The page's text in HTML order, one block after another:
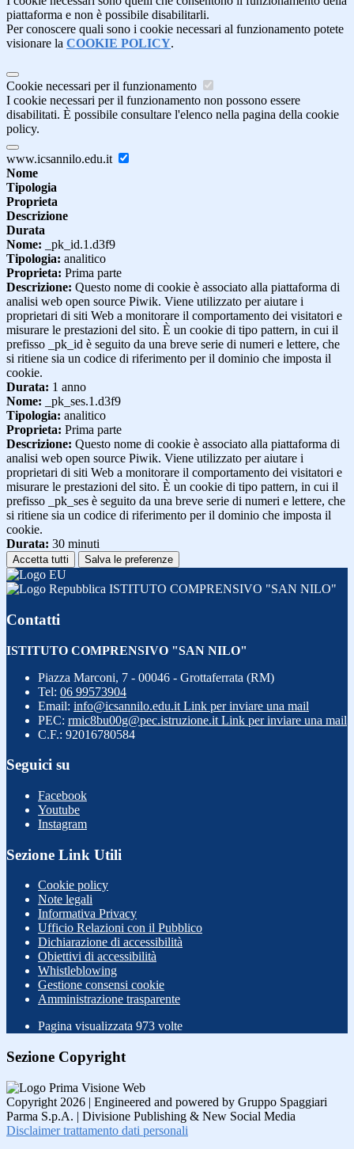
piattaforma e non è possibile disabilitarli.
Per conoscere quali sono i cookie necessari al funzionamento potete
visionare la COOKIE POLICY.
Cookie necessari per il funzionamento
I cookie necessari per il funzionamento non possono essere
disabilitati. È possibile consultare l'elenco nella pagina della cookie
policy.
www.icsannilo.edu.it
Nome
Tipologia
Proprieta
Descrizione
Durata
Nome: _pk_id.1.d3f9
Tipologia: analitico
Proprieta: Prima parte
Descrizione: Questo nome di cookie è associato alla piattaforma di
analisi web open source Piwik. Viene utilizzato per aiutare i
proprietari di siti Web a monitorare il comportamento dei visitatori e
misurare le prestazioni del sito. È un cookie di tipo pattern, in cui il
prefisso _pk_id è seguito da una breve serie di numeri e lettere, che
si ritiene sia un codice di riferimento per il dominio che imposta il
cookie.
Durata: 1 anno
Nome: _pk_ses.1.d3f9
Tipologia: analitico
Proprieta: Prima parte
Descrizione: Questo nome di cookie è associato alla piattaforma di
analisi web open source Piwik. Viene utilizzato per aiutare i
proprietari di siti Web a monitorare il comportamento dei visitatori e
misurare le prestazioni del sito. È un cookie di tipo pattern, in cui il
prefisso _pk_ses è seguito da una breve serie di numeri e lettere, che
si ritiene sia un codice di riferimento per il dominio che imposta il
cookie.
Durata: 30 minuti
Accetta tutti Salva le preferenze
ISTITUTO COMPRENSIVO "SAN NILO"
Contatti
ISTITUTO COMPRENSIVO "SAN NILO"
Piazza Marconi, 7 - 00046 - Grottaferrata (RM)
Tel: 06 99573904
Email: info@icsannilo.edu.it Link per inviare una mail
PEC: rmic8bu00g@pec.istruzione.it Link per inviare una mail
C.F.: 92016780584
Seguici su
Facebook
Youtube
Instagram
Sezione Link Utili
Cookie policy
Note legali
Informativa Privacy
Ufficio Relazioni con il Pubblico
Dichiarazione di accessibilità
Obiettivi di accessibilità
Whistleblowing
Gestione consensi cookie
Amministrazione trasparente
Pagina visualizzata 973 volte
Sezione Copyright
Copyright 2026 | Engineered and powered by Gruppo Spaggiari
Parma S.p.A. | Divisione Publishing & New Social Media
Disclaimer trattamento dati personali